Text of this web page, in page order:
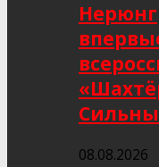
08.08.2026